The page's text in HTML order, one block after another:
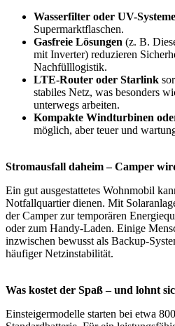
Wasserfilter oder UV-Systeme
Supermarktflaschen.
Gasfreie Lösungen (z. B.
mit Inverter) reduzieren
Nachfülllogistik.
LTE-Router oder Starlink
stabiles Netz, was besonders
unterwegs arbeiten.
Kompakte Windturbinen
möglich, aber teuer und
Stromausfall daheim – Camper
Ein gut ausgestattetes Wohnmobil
Notfallquartier dienen. Mit
der Camper zur temporären
oder zum Handy-Laden. Einige
inzwischen bewusst als Backup-
häufiger Netzinstabilität.
Was kostet der Spaß – und lohnt
Einsteigermodelle starten bei etwa